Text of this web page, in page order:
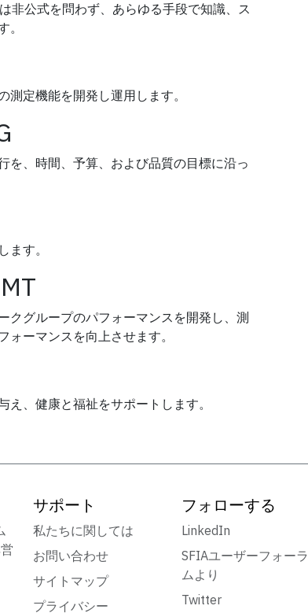
非公式を問わず、あらゆる手段で知識、ス
。
定機能を開発し運用します。
を、時間、予算、および品質の目標に沿っ
ます。
クグループのパフォーマンスを開発し、測
ーマンスを向上させます。
、健康と福祉をサポートします。
サポート
私たちに関しては
お問い合わせ
サイトマップ
プライバシー
フォローする
LinkedIn
SFIAユーザーフォーラ
ムより
Twitter